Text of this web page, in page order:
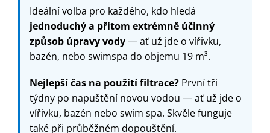
Ideální volba pro každého, kdo hledá
jednoduchý a přitom extrémně účinný
způsob úpravy vody— ať už jde o vířivku,
bazén, nebo swimspa do objemu 19 m³.
Nejlepší čas na použití filtrace? První tři
týdny po napuštění novou vodou — ať už jde o
vířivku, bazén nebo swim spa. Skvěle funguje
také při průběžném dopouštění.